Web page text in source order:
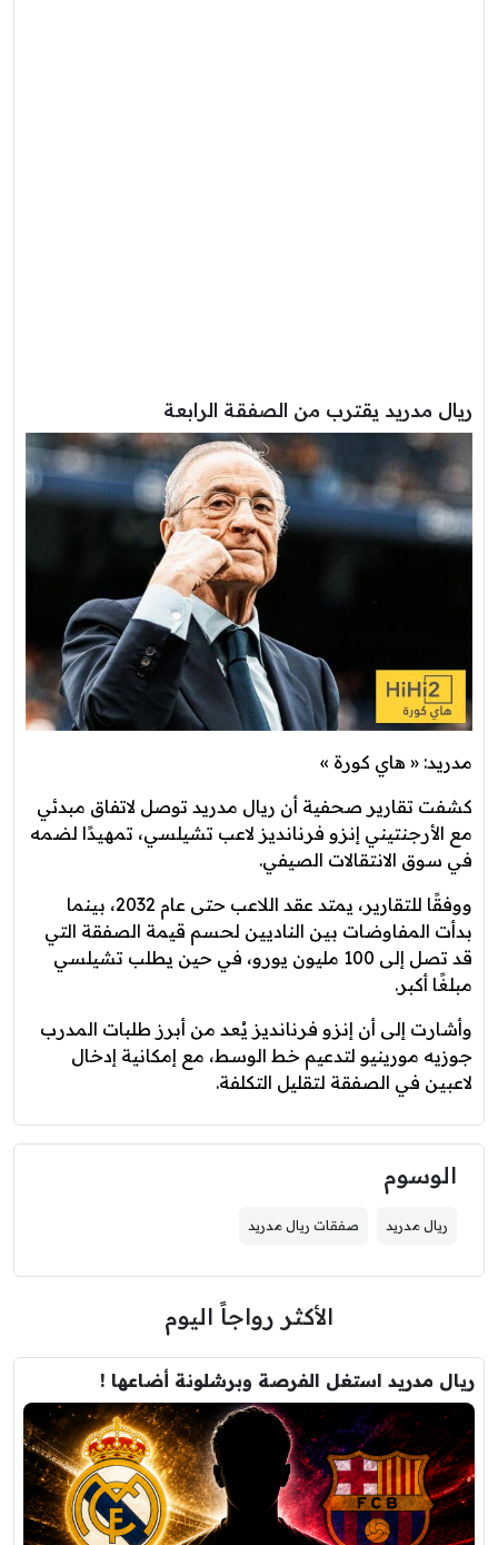
ريال مدريد يقترب من الصفقة الرابعة
مدريد: « هاي كورة »
كشفت تقارير صحفية أن ريال مدريد توصل لاتفاق مبدئي
مع الأرجنتيني إنزو فرنانديز لاعب تشيلسي، تمهيدًا لضمه
في سوق الانتقالات الصيفي.
ووفقًا للتقارير، يمتد عقد اللاعب حتى عام 2032، بينما
بدأت المفاوضات بين الناديين لحسم قيمة الصفقة التي
قد تصل إلى 100 مليون يورو، في حين يطلب تشيلسي
مبلغًا أكبر.
وأشارت إلى أن إنزو فرنانديز يُعد من أبرز طلبات المدرب
جوزيه مورينيو لتدعيم خط الوسط، مع إمكانية إدخال
لاعبين في الصفقة لتقليل التكلفة.
الوسوم
ريال مدريد صفقات ريال مدريد
الأكثر رواجاً اليوم
ريال مدريد استغل الفرصة وبرشلونة أضاعها !